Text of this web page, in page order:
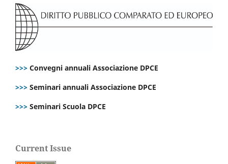
>>> Convegni annuali Associazione DPCE
>>> Seminari annuali Associazione DPCE
>>> Seminari Scuola DPCE
Current Issue